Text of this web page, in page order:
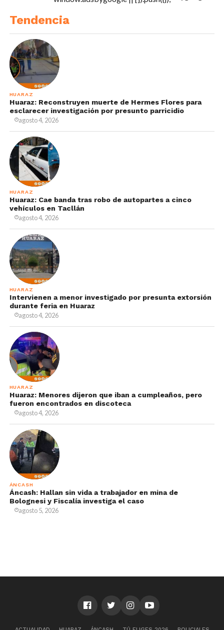
Tendencia
HUARAZ
Huaraz: Reconstruyen muerte de Hermes Flores para
esclarecer investigación por presunto parricidio
agosto 4, 2026
HUARAZ
Huaraz: Cae banda tras robo de autopartes a cinco
vehículos en Tacllán
agosto 4, 2026
HUARAZ
Intervienen a menor investigado por presunta extorsión
durante feria en Huaraz
agosto 4, 2026
HUARAZ
Huaraz: Menores dijeron que iban a cumpleaños, pero
fueron encontrados en discoteca
agosto 4, 2026
ÁNCASH
Áncash: Hallan sin vida a trabajador en mina de
Bolognesi y Fiscalía investiga el caso
agosto 5, 2026